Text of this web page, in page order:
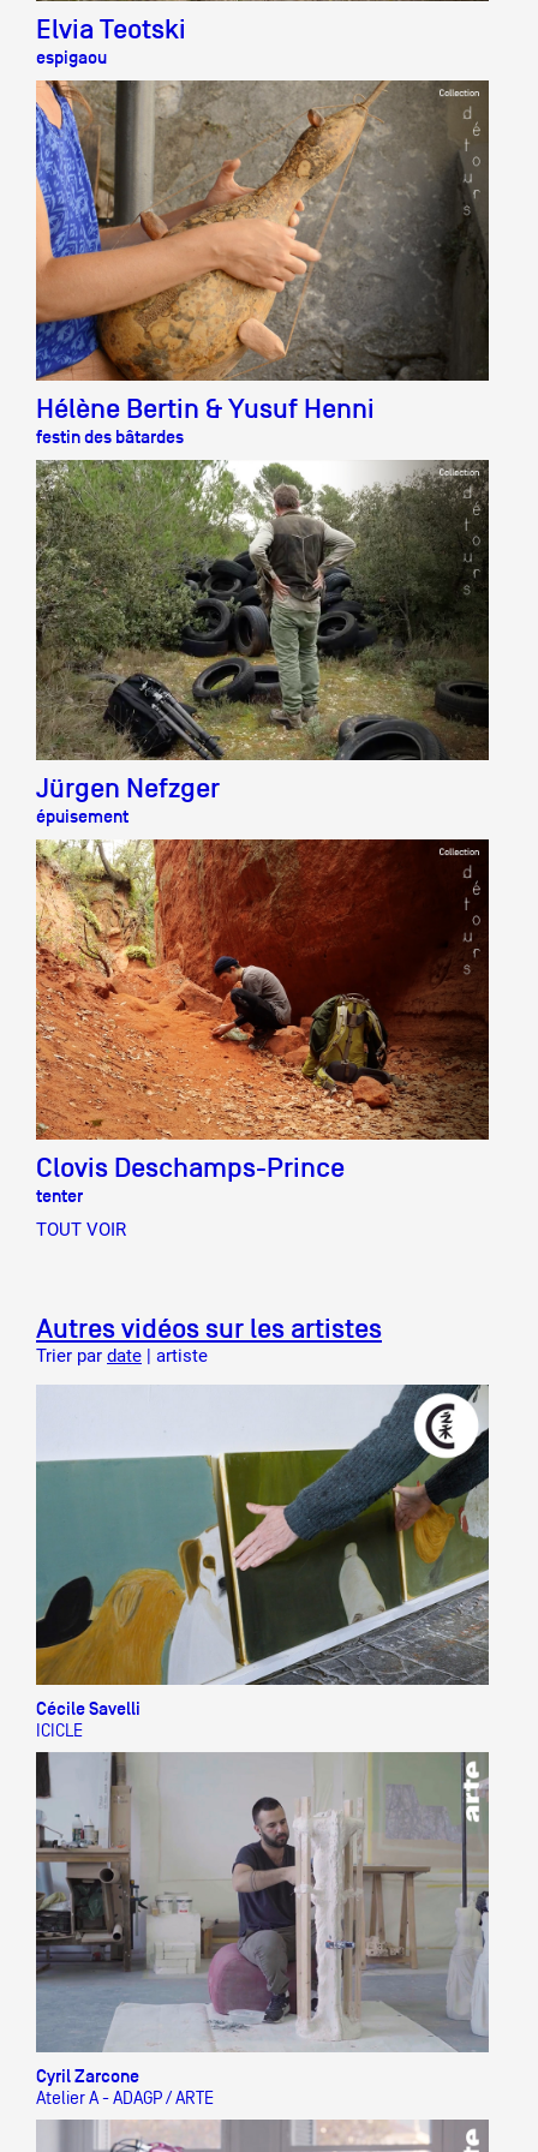
Elvia Teotski
espigaou
Hélène Bertin & Yusuf Henni
festin des bâtardes
Jürgen Nefzger
épuisement
Clovis Deschamps-Prince
tenter
TOUT VOIR
Autres vidéos sur les artistes
Trier par date | artiste
Cécile Savelli
ICICLE
Cyril Zarcone
Atelier A - ADAGP / ARTE